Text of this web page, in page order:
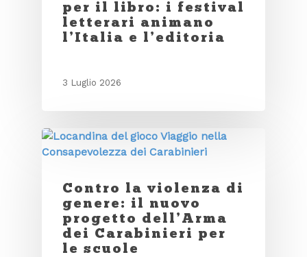
per il libro: i festival
letterari animano
l’Italia e l’editoria
3 Luglio 2026
Contro la violenza di
genere: il nuovo
progetto dell’Arma
dei Carabinieri per
le scuole